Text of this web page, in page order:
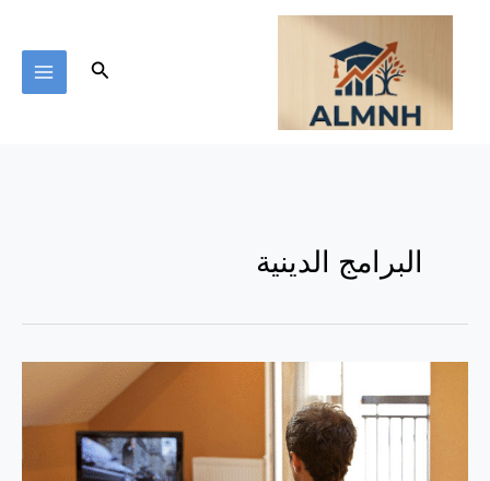
تخطي
البحث
البرامج الدينية
التوعوي
والتخريبي